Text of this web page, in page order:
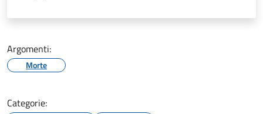
Argomenti:
Morte
Categorie: